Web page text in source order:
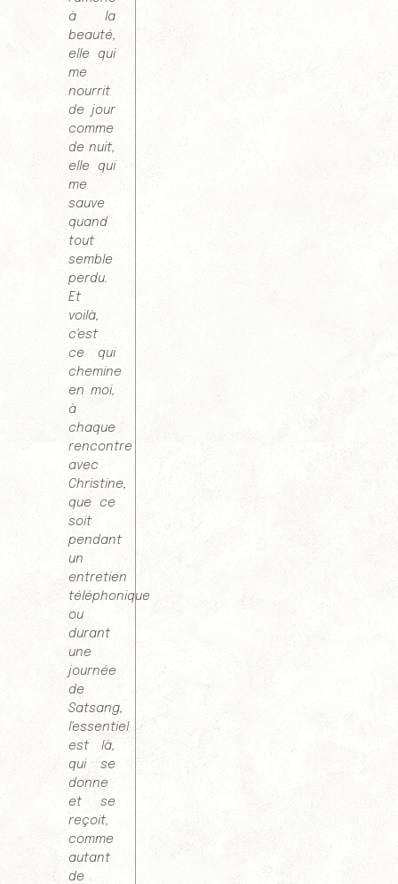
à la
beauté,
elle qui
me
nourrit
de jour
comme
de nuit,
elle qui
me
sauve
quand
tout
semble
perdu.
Et
voilà,
c'est
ce qui
chemine
en moi,
à
chaque
rencontre
avec
Christine,
que ce
soit
pendant
un
entretien
téléphonique
ou
durant
une
journée
de
Satsang,
l'essentiel
est là,
qui se
donne
et se
reçoit,
comme
autant
de